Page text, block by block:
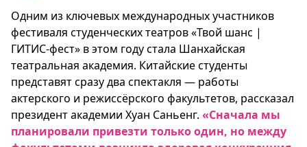
Одним из ключевых международных участников
фестиваля студенческих театров «Твой шанс |
ГИТИС-фест» в этом году стала Шанхайская
театральная академия. Китайские студенты
представят сразу два спектакля — работы
актерского и режиссёрского факультетов, рассказал
президент академии Хуан Саньенг. «Сначала мы
планировали привезти только один, но между